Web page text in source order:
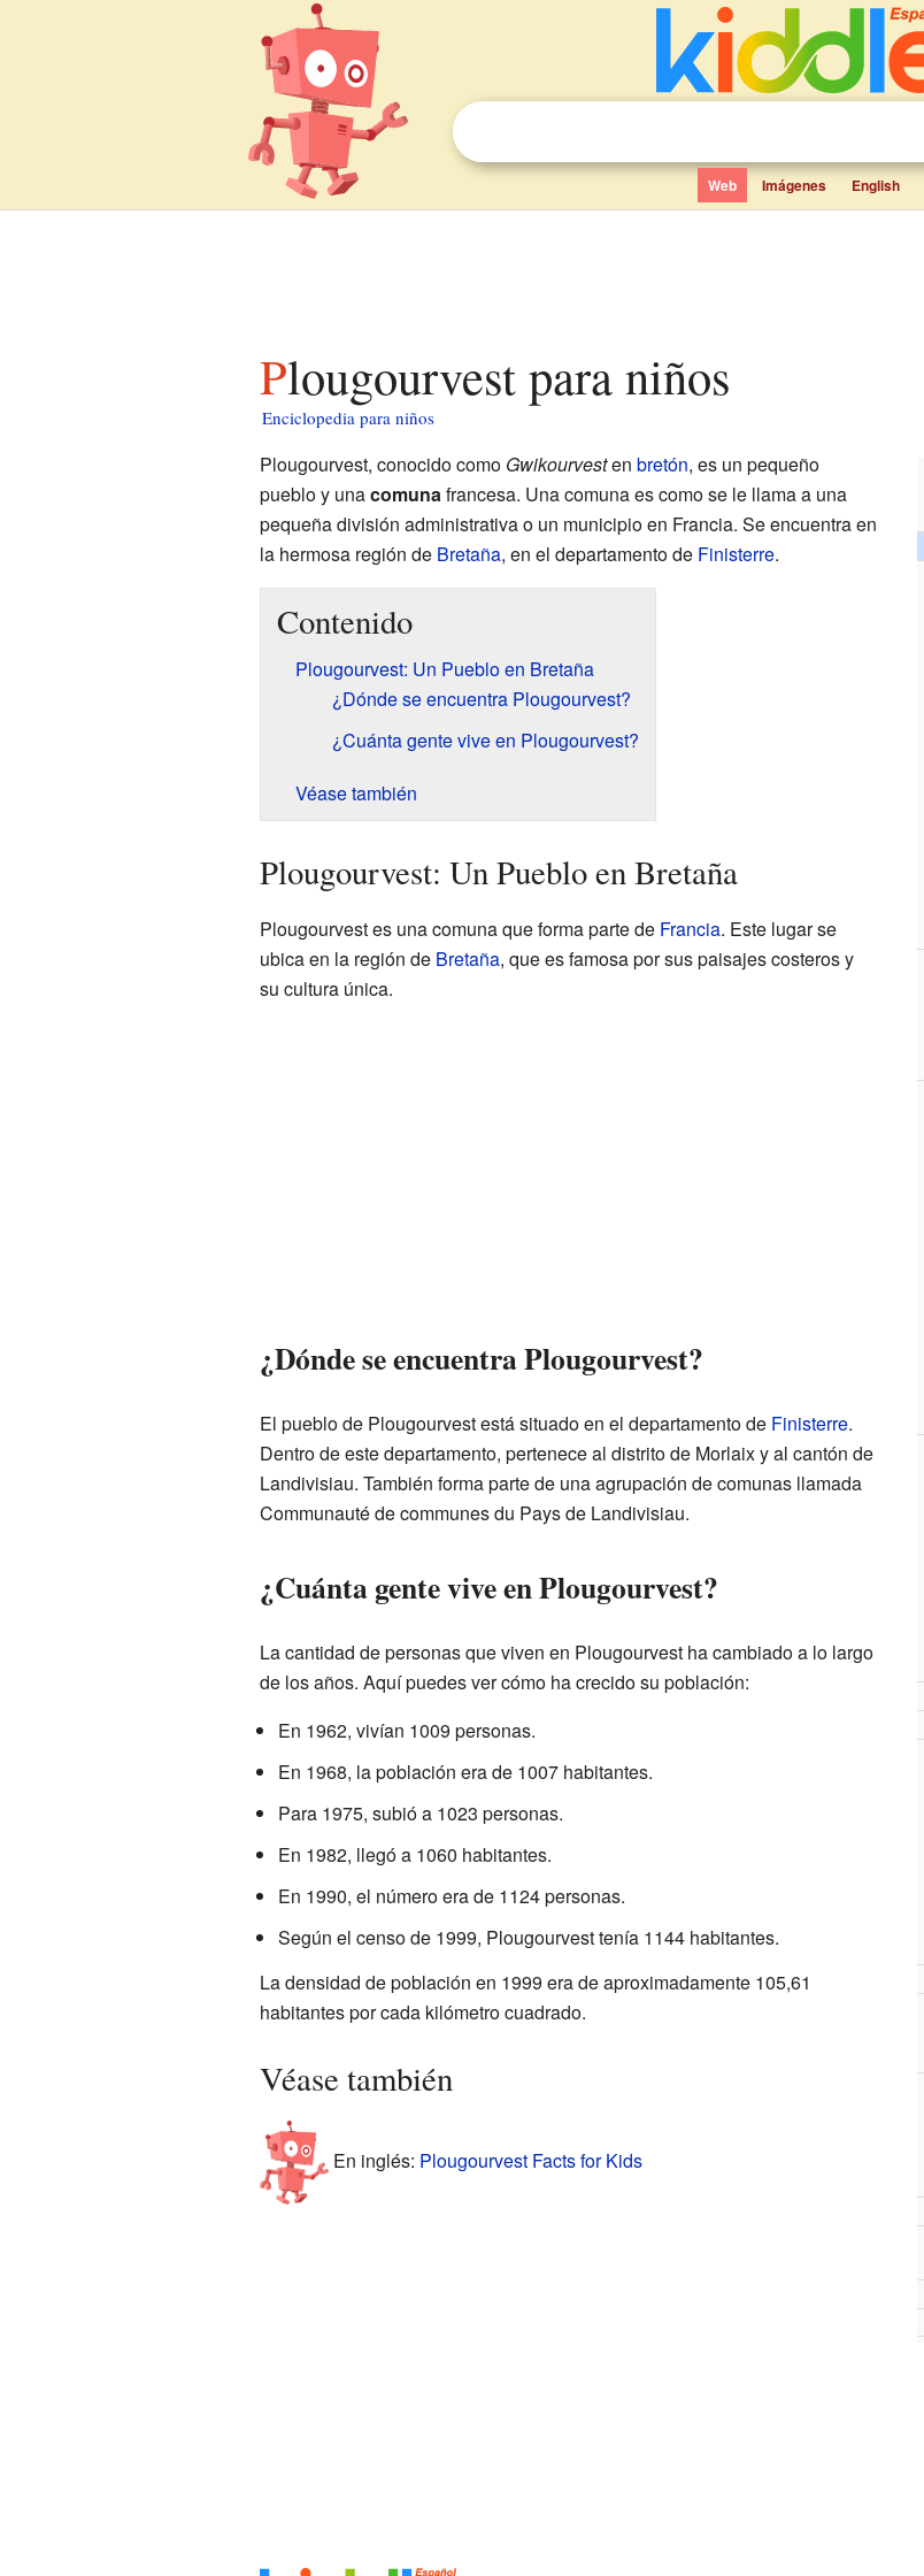
Web Imágenes English
Plougourvest para niños
Enciclopedia para niños
Plougourvest, conocido como Gwikourvesten bretón, es un pequeño
pueblo y unacomunafrancesa. Una comuna es como se le llama a una
pequeña división administrativa o un municipio en Francia. Se encuentra en
la hermosa región de Bretaña, en el departamento de Finisterre.
Contenido
Plougourvest: Un Pueblo en Bretaña
¿Dónde se encuentra Plougourvest?
¿Cuánta gente vive en Plougourvest?
Véase también
Plougourvest: Un Pueblo en Bretaña
Plougourvest es una comuna que forma parte de Francia. Este lugar se
ubica en la región de Bretaña, que es famosa por sus paisajes costeros y
su cultura única.
¿Dónde se encuentra Plougourvest?
El pueblo de Plougourvest está situado en el departamento de Finisterre.
Dentro de este departamento, pertenece al distrito de Morlaix y al cantón de
Landivisiau. También forma parte de una agrupación de comunas llamada
Communauté de communes du Pays de Landivisiau.
¿Cuánta gente vive en Plougourvest?
La cantidad de personas que viven en Plougourvest ha cambiado a lo largo
de los años. Aquí puedes ver cómo ha crecido su población:
En 1962, vivían 1009 personas.
En 1968, la población era de 1007 habitantes.
Para 1975, subió a 1023 personas.
En 1982, llegó a 1060 habitantes.
En 1990, el número era de 1124 personas.
Según el censo de 1999, Plougourvest tenía 1144 habitantes.
La densidad de población en 1999 era de aproximadamente 105,61
habitantes por cada kilómetro cuadrado.
Véase también
En inglés: Plougourvest Facts for Kids